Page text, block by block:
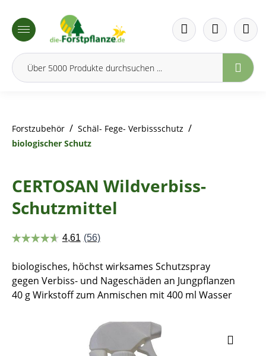
springen
Forstzubehör / Schäl- Fege- Verbissschutz /
biologischer Schutz
CERTOSAN Wildverbiss-
Schutzmittel
biologisches, höchst wirksames Schutzspray
gegen Verbiss- und Nageschäden an Jungpflanzen
40 g Wirkstoff zum Anmischen mit 400 ml Wasser